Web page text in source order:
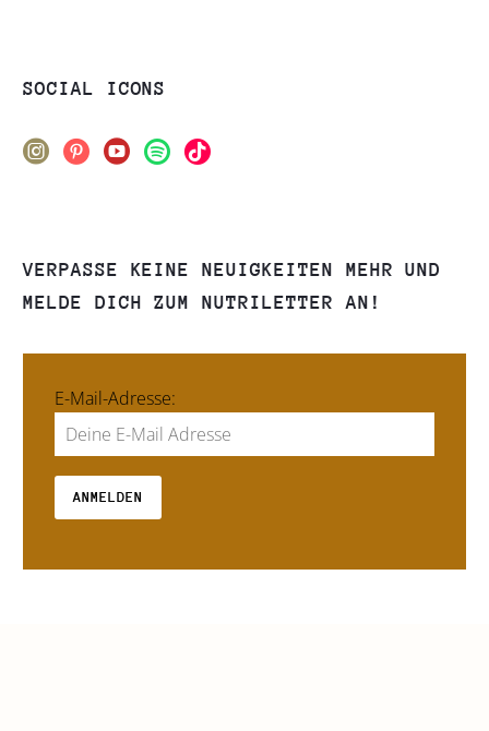
SOCIAL ICONS
VERPASSE KEINE NEUIGKEITEN MEHR UND
MELDE DICH ZUM NUTRILETTER AN!
E-Mail-Adresse: